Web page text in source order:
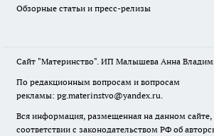
Обзорные статьи и пресс-релизы
Сайт "Материнство". ИП Малышева Анна
По редакционным вопросам и вопросам
рекламы: pg.materinstvo@yandex.ru.
Вся информация, размещенная на данном сайте,
соответствии с законодательством РФ об